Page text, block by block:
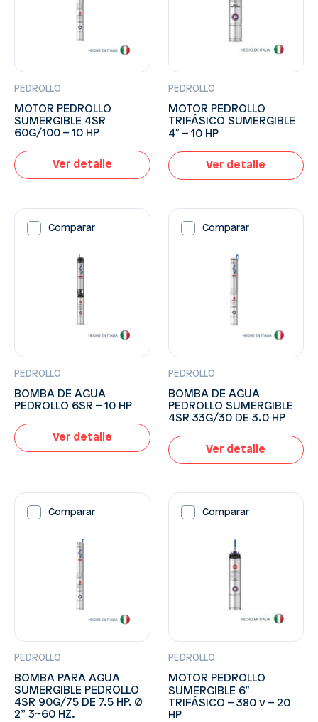
PEDROLLO
MOTOR PEDROLLO
SUMERGIBLE 4SR
60G/100 – 10 HP
Ver detalle
PEDROLLO
MOTOR PEDROLLO
TRIFÁSICO SUMERGIBLE
4″ – 10 HP
Ver detalle
Comparar
PEDROLLO
BOMBA DE AGUA
PEDROLLO 6SR – 10 HP
Ver detalle
Comparar
PEDROLLO
BOMBA DE AGUA
PEDROLLO SUMERGIBLE
4SR 33G/30 DE 3.0 HP
Ver detalle
Comparar
PEDROLLO
BOMBA PARA AGUA
SUMERGIBLE PEDROLLO
4SR 90G/75 DE 7.5 HP. Ø
2” 3~60 HZ.
Comparar
PEDROLLO
MOTOR PEDROLLO
SUMERGIBLE 6″
TRIFÁSICO – 380 v – 20
HP